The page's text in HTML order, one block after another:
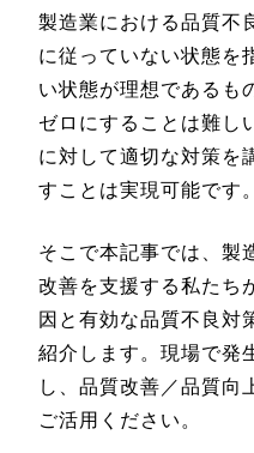
製造業における品質不
に従っていない状態を
い状態が理想であるも
ゼロにすることは難し
に対して適切な対策を
すことは実現可能です。
そこで本記事では、製
改善を支援する私たち
因と有効な品質不良対
紹介します。現場で発
し、品質改善／品質向
ご活用ください。